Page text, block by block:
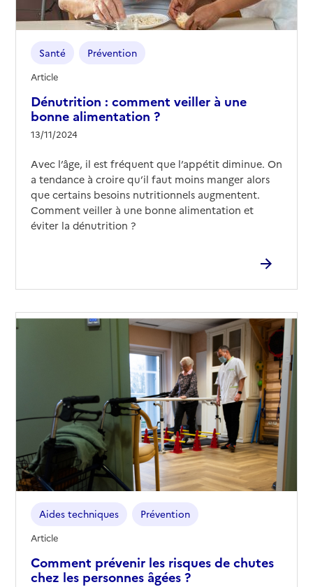
Dénutrition : comment veiller à une
bonne alimentation ?
13/11/2024
Santé Prévention
Article
Avec l’âge, il est fréquent que l’appétit diminue. On
a tendance à croire qu’il faut moins manger alors
que certains besoins nutritionnels augmentent.
Comment veiller à une bonne alimentation et
éviter la dénutrition ?
Comment prévenir les risques de chutes
chez les personnes âgées ?
Aides techniques Prévention
Article